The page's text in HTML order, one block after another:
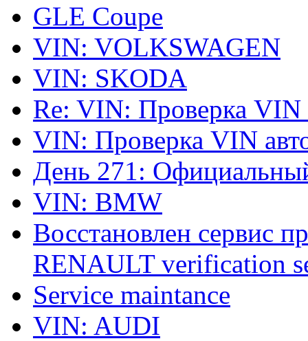
GLE Coupe
VIN: VOLKSWAGEN
VIN: SKODA
Re: VIN: Проверка VIN
VIN: Проверка VIN
День 271:
VIN: BMW
Восстановлен сервис
RENAULT verification
Service maintance
VIN: AUDI